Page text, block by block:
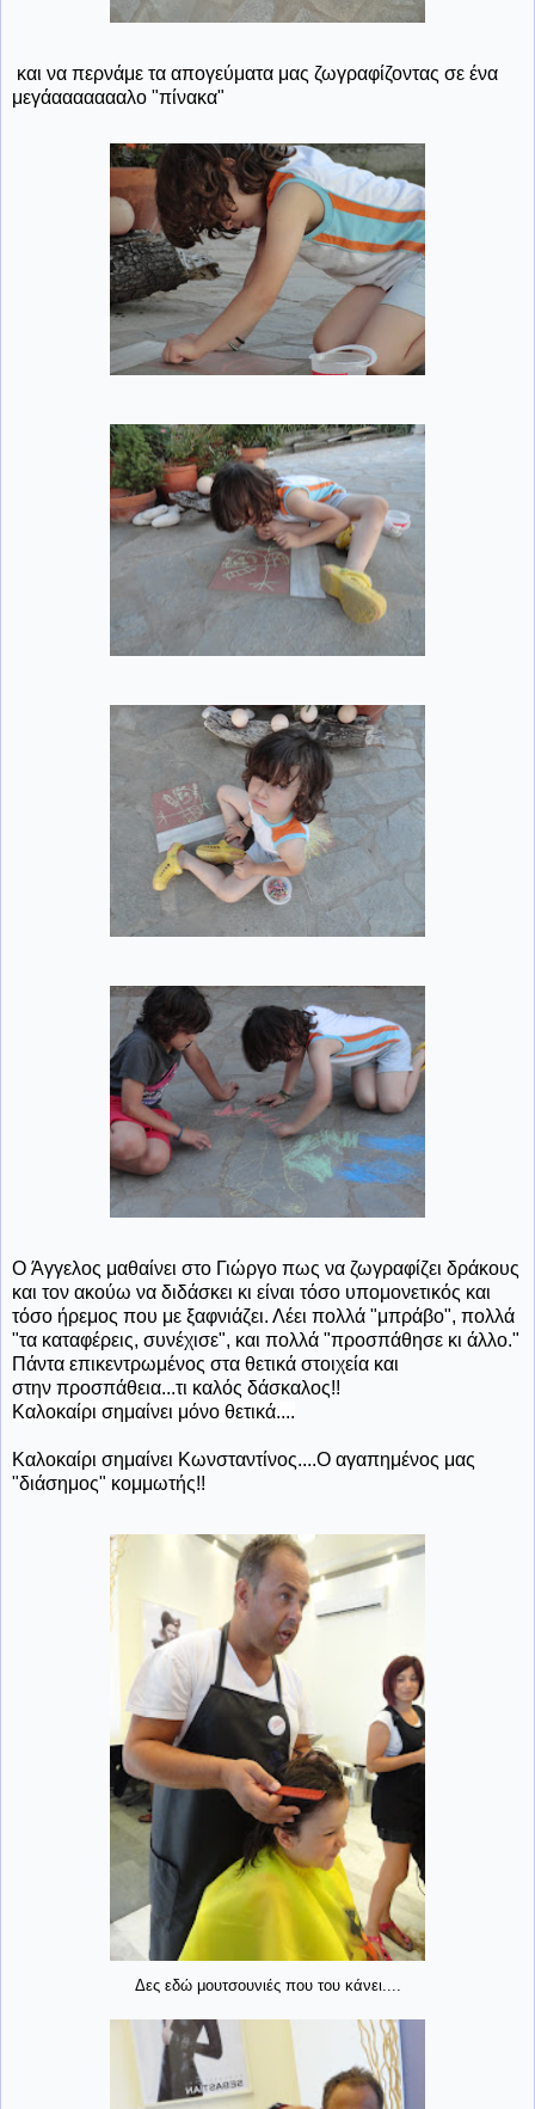
και να περνάμε τα απογεύματα μας ζωγραφίζοντας σε ένα
μεγάαααααααλο "πίνακα"
Ο Άγγελος μαθαίνει στο Γιώργο πως να ζωγραφίζει δράκους
και τον ακούω να διδάσκει κι είναι τόσο υπομονετικός και
τόσο ήρεμος που με ξαφνιάζει. Λέει πολλά "μπράβο", πολλά
"τα καταφέρεις, συνέχισε", και πολλά "προσπάθησε κι άλλο."
Πάντα επικεντρωμένος στα θετικά στοιχεία και
στην προσπάθεια...τι καλός δάσκαλος!!
Καλοκαίρι σημαίνει μόνο θετικά....
Καλοκαίρι σημαίνει Κωνσταντίνος....Ο αγαπημένος μας
"διάσημος" κομμωτής!!
Δες εδώ μουτσουνιές που του κάνει....